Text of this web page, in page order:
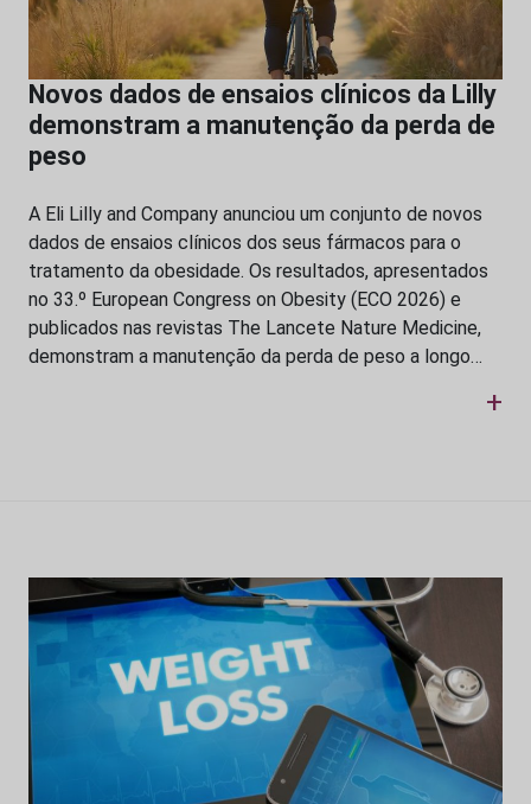
Novos dados de ensaios clínicos da Lilly
demonstram a manutenção da perda de
peso
A Eli Lilly and Company anunciou um conjunto de novos
dados de ensaios clínicos dos seus fármacos para o
tratamento da obesidade. Os resultados, apresentados
no 33.º European Congress on Obesity (ECO 2026) e
publicados nas revistas The Lancete Nature Medicine,
demonstram a manutenção da perda de peso a longo…
+